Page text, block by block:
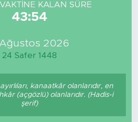
KALAN SÜRE
43:54
2026
24 Safer 1448
kanaatkâr olanlarıdır, en
(açgözlü) olanlarıdır. (Hadis-i
şerif)